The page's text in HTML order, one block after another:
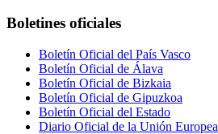
Boletines oficiales
Boletín Oficial del País Vasco
Boletín Oficial de Álava
Boletín Oficial de Bizkaia
Boletín Oficial de Gipuzkoa
Boletín Oficial del Estado
Diario Oficial de la Unión Europea